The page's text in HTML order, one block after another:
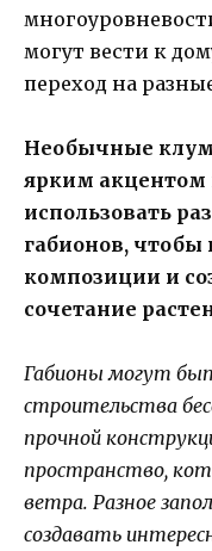
могут вести к
переход на
Необычные
ярким
использовать
габионов,
композиции и
сочетание
Габионы могут
строительства
прочной
пространство,
ветра. Разное
создавать